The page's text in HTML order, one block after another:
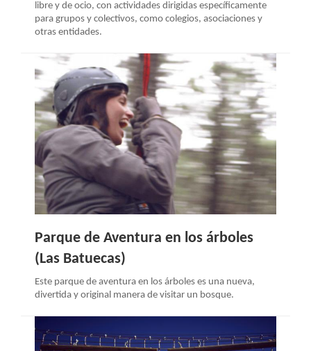
libre y de ocio, con actividades dirigidas específicamente
para grupos y colectivos, como colegios, asociaciones y
otras entidades.
Parque de Aventura en los árboles
(Las Batuecas)
Este parque de aventura en los árboles es una nueva,
divertida y original manera de visitar un bosque.